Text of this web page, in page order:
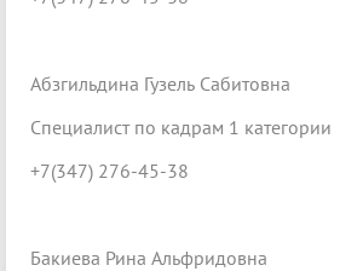
Абзгильдина Гузель Сабитовна
Специалист по кадрам 1 категории
+7(347) 276-45-38
Бакиева Рина Альфридовна